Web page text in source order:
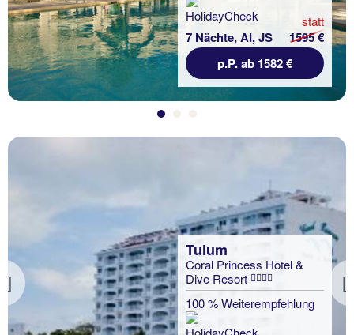
7 Nächte, AI, JS
statt
1595 €
p.P. ab 1582 €
Previous
Tulum
Coral Princess Hotel &
Dive Resort
100 % Weiterempfehlung